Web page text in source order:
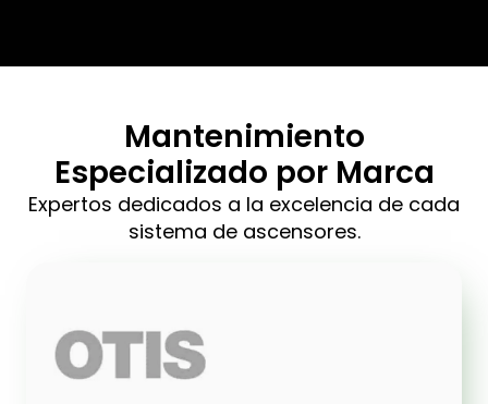
Mantenimiento
Especializado por Marca
Expertos dedicados a la excelencia de cada
sistema de ascensores.